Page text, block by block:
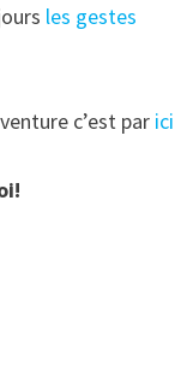
les gestes
c’est parici